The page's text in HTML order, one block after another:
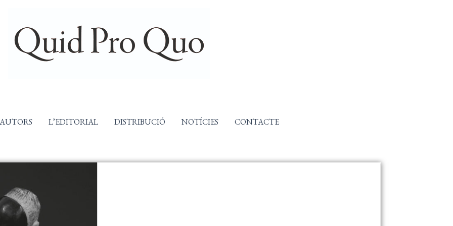
AUTORS L’EDITORIAL DISTRIBUCIÓ NOTÍCIES CONTACTE